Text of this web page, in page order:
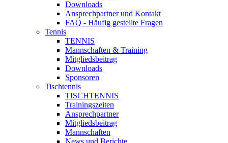
Downloads
Ansprechpartner und Kontakt
FAQ - Häufig gestellte Fragen
Tennis
TENNIS
Mannschaften & Training
Mitgliedsbeitrag
Downloads
Sponsoren
Tischtennis
TISCHTENNIS
Trainingszeiten
Ansprechpartner
Mitgliedsbeitrag
Mannschaften
News und Berichte